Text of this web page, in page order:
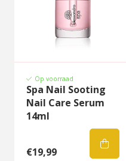
Op voorraad
Spa Nail Sooting
Nail Care Serum
14ml
€19,99